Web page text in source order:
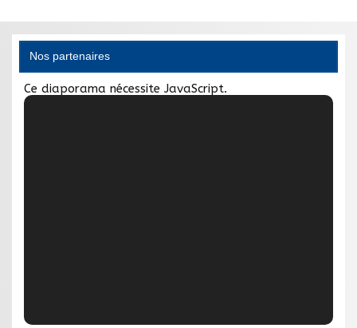
Nos partenaires
Ce diaporama nécessite JavaScript.